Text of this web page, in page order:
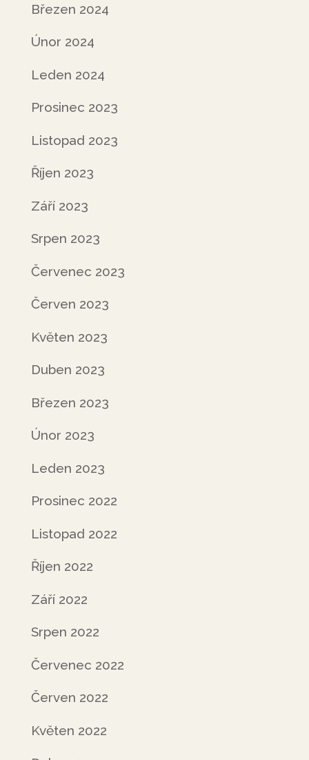
Březen 2024
Únor 2024
Leden 2024
Prosinec 2023
Listopad 2023
Říjen 2023
Září 2023
Srpen 2023
Červenec 2023
Červen 2023
Květen 2023
Duben 2023
Březen 2023
Únor 2023
Leden 2023
Prosinec 2022
Listopad 2022
Říjen 2022
Září 2022
Srpen 2022
Červenec 2022
Červen 2022
Květen 2022